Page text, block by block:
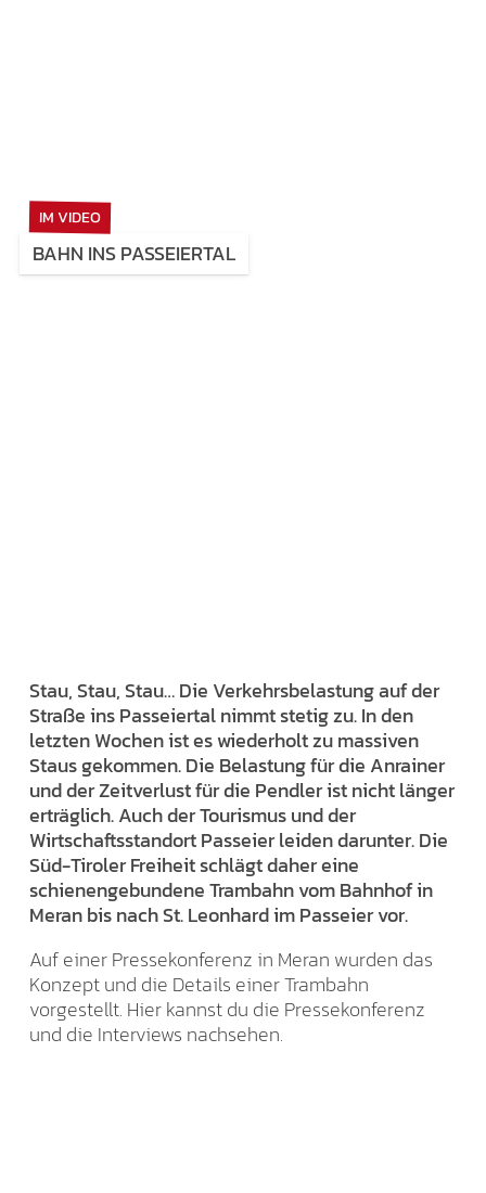
IM VIDEO
BAHN INS PASSEIERTAL
Stau, Stau, Stau… Die Verkehrsbelastung auf der
Straße ins Passeiertal nimmt stetig zu. In den
letzten Wochen ist es wiederholt zu massiven
Staus gekommen. Die Belastung für die Anrainer
und der Zeitverlust für die Pendler ist nicht länger
erträglich. Auch der Tourismus und der
Wirtschaftsstandort Passeier leiden darunter. Die
Süd-Tiroler Freiheit schlägt daher eine
schienengebundene Trambahn vom Bahnhof in
Meran bis nach St. Leonhard im Passeier vor.
Auf einer Pressekonferenz in Meran wurden das
Konzept und die Details einer Trambahn
vorgestellt. Hier kannst du die Pressekonferenz
und die Interviews nachsehen.